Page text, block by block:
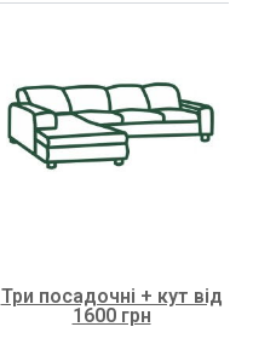
Три посадочні + кут від
1600 грн